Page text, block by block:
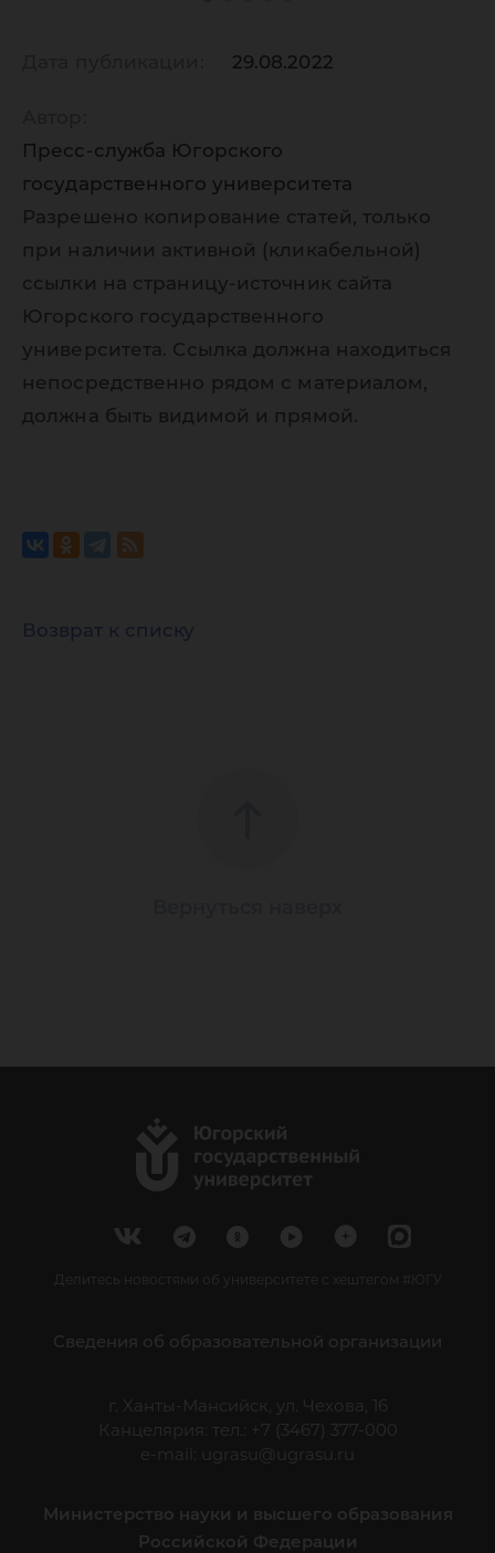
29.08.2022
Пресс-служба Югорского
государственного университета
Разрешено копирование статей, только
при наличии активной (кликабельной)
ссылки на страницу-источник сайта
Югорского государственного
университета. Ссылка должна находиться
непосредственно рядом с материалом,
должна быть видимой и прямой.
Возврат к списку
Делитесь новостями об университете с хештегом #ЮГУ
Сведения об образовательной организации
г. Ханты-Мансийск, ул. Чехова, 16
Канцелярия: тел.: +7 (3467) 377-000
e-mail:
ugrasu@ugrasu.ru
Министерство науки и высшего образования
Российской Федерации